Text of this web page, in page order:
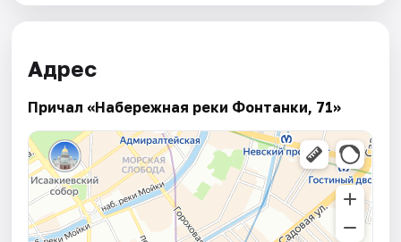
Адрес
Причал «Набережная реки Фонтанки, 71»